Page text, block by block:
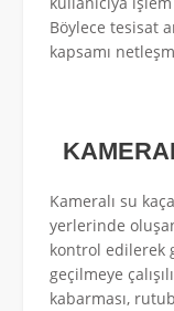
Böylece tesisat
kapsamı
Kameralı su
yerlerinde
kontrol edilerek
geçilmeye
kabarması,